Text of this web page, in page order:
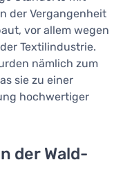
der Vergangenheit
vor allem wegen
Textilindustrie.
nämlich zum
sie zu einer
hochwertiger
der Wald-